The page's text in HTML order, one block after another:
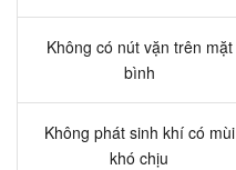
Không có nút vặn trên mặt
bình
Không phát sinh khí có mùi
khó chịu